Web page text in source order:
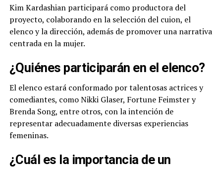
Kim Kardashian participará como productora del
proyecto, colaborando en la selección del cuion, el
elenco y la dirección, además de promover una narrativa
centrada en la mujer.
¿Quiénes participarán en el elenco?
El elenco estará conformado por talentosas actrices y
comediantes, como Nikki Glaser, Fortune Feimster y
Brenda Song, entre otros, con la intención de
representar adecuadamente diversas experiencias
femeninas.
¿Cuál es la importancia de un